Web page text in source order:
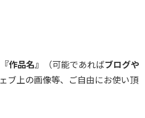
『作品名』 （可能であればブログや
ブ上の画像等、ご自由にお使い頂